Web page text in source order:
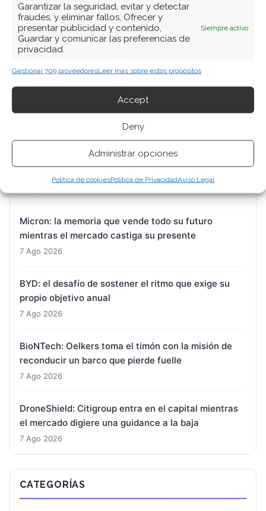
Garantizar la seguridad, evitar y detectar
fraudes, y eliminar fallos, Ofrecer y
presentar publicidad y contenido,
Guardar y comunicar las preferencias de
privacidad.
Siempre activo
Gestionar 709 proveedoresLeer más sobre estos propósitos
Accept
Deny
Administrar opciones
Política de cookiesPolítica de PrivacidadAviso Legal
BUSCAR
ARTÍCULOS RECIENTES
Nvidia: el pulso entre la euforia por el ecosistema y
Micron: la memoria que vende todo su futuro
mientras el mercado castiga su presente
7 Ago 2026
BYD: el desafío de sostener el ritmo que exige su
propio objetivo anual
7 Ago 2026
BioNTech: Oelkers toma el timón con la misión de
reconducir un barco que pierde fuelle
7 Ago 2026
DroneShield: Citigroup entra en el capital mientras
el mercado digiere una guidance a la baja
7 Ago 2026
CATEGORÍAS